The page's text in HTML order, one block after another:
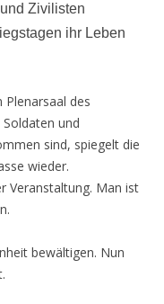
Zivilisten
ihr Leben
Plenarsaal des
und
sind, spiegelt die
wieder.
Veranstaltung. Man ist
bewältigen. Nun